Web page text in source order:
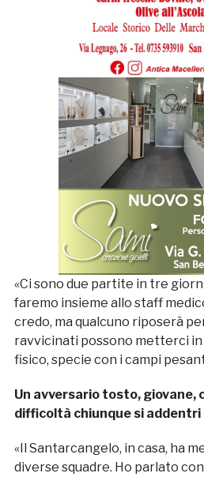
«Ci sono due partite in tre
faremo insieme allo staff
credo, ma qualcuno riposerà
ravvicinati possono metterci
fisico, specie con i campi
Un avversario tosto, giovane,
difficoltà chiunque si
«Il Santarcangelo, in casa, ha
diverse squadre. Ho parlato